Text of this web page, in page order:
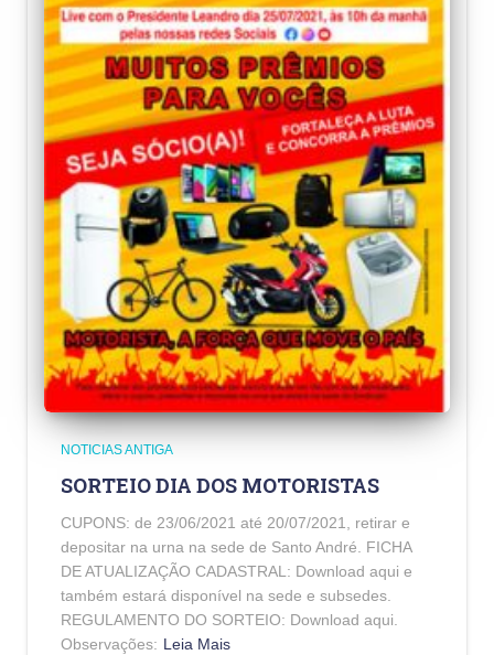
NOTICIAS ANTIGA
SORTEIO DIA DOS MOTORISTAS
CUPONS: de 23/06/2021 até 20/07/2021, retirar e
depositar na urna na sede de Santo André. FICHA
DE ATUALIZAÇÃO CADASTRAL: Download aqui e
também estará disponível na sede e subsedes.
REGULAMENTO DO SORTEIO: Download aqui.
Observações: Leia Mais